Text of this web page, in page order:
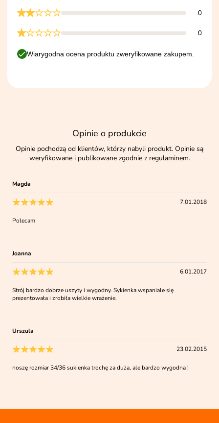
0
0
Wiarygodna ocena produktu zweryfikowane zakupem.
Opinie o produkcie
Opinie pochodzą od klientów, którzy nabyli produkt. Opinie są
weryfikowane i publikowane zgodnie z regulaminem.
Magda
7.01.2018
Polecam
Joanna
6.01.2017
Strój bardzo dobrze uszyty i wygodny. Sykienka wspaniale się
prezentowała i zrobiła wielkie wrażenie.
Urszula
23.02.2015
noszę rozmiar 34/36 sukienka trochę za duża, ale bardzo wygodna !